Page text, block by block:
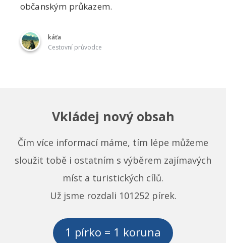
občanským průkazem.
káťa
Cestovní průvodce
Vkládej nový obsah
Čím více informací máme, tím lépe můžeme
sloužit tobě i ostatním s výběrem zajímavých
míst a turistických cílů.
Už jsme rozdali 101252 pírek.
1 pírko = 1 koruna